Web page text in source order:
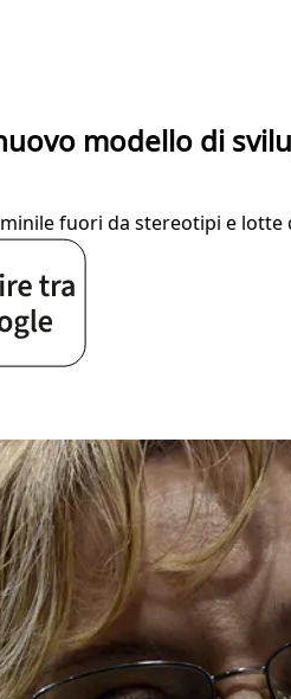
modello di
fuori da stereotipi e lotte